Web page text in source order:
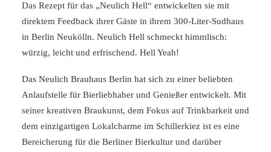
Das Rezept für das „Neulich Hell“ entwickelten sie mit
direktem Feedback ihrer Gäste in ihrem 300-Liter-Sudhaus
in Berlin Neukölln. Neulich Hell schmeckt himmlisch:
würzig, leicht und erfrischend. Hell Yeah!
Das Neulich Brauhaus Berlin hat sich zu einer beliebten
Anlaufstelle für Bierliebhaber und Genießer entwickelt. Mit
seiner kreativen Braukunst, dem Fokus auf Trinkbarkeit und
dem einzigartigen Lokalcharme im Schillerkiez ist es eine
Bereicherung für die Berliner Bierkultur und darüber